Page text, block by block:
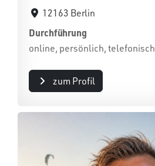
12163 Berlin
Durchführung
online, persönlich, telefonisch
zum Profil